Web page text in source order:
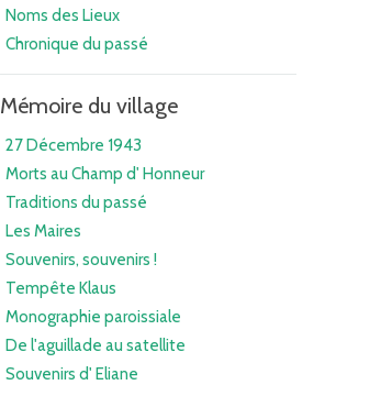
Noms des Lieux
Chronique du passé
Mémoire du village
27 Décembre 1943
Morts au Champ d' Honneur
Traditions du passé
Les Maires
Souvenirs, souvenirs !
Tempête Klaus
Monographie paroissiale
De l'aguillade au satellite
Souvenirs d' Eliane